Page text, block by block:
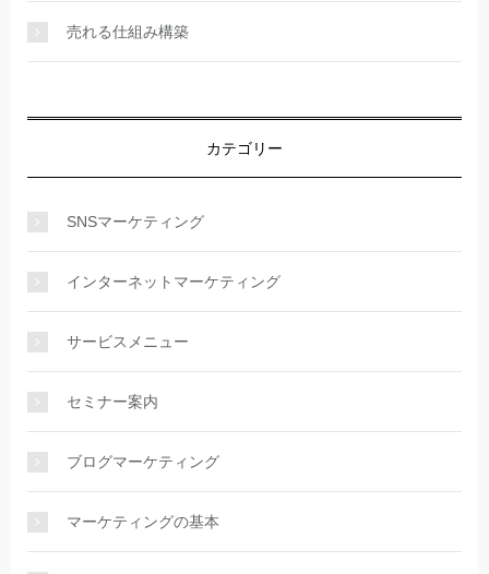
売れる仕組み構築
カテゴリー
SNSマーケティング
インターネットマーケティング
サービスメニュー
セミナー案内
ブログマーケティング
マーケティングの基本